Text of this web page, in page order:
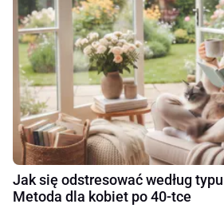
Jak się odstresować według
Metoda dla kobiet po 40-tce